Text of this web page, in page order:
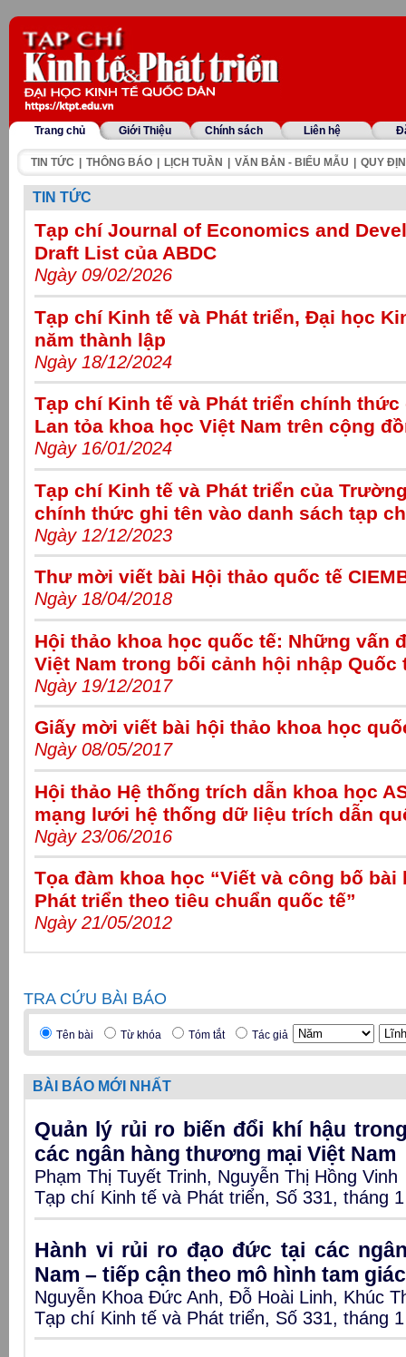
Trang chủ Giới Thiệu Chính sách Liên hệ
TIN TỨC THÔNG BÁO LỊCH TUẦN VĂN BẢN - BIỂU MẪU QUY
TIN TỨC
Tạp chí Journal of Economics and
Draft List của ABDC
Ngày 09/02/2026
Tạp chí Kinh tế và Phát triển, Đại học
năm thành lập
Ngày 18/12/2024
Tạp chí Kinh tế và Phát triển chính
Lan tỏa khoa học Việt Nam trên cộng
Ngày 16/01/2024
Tạp chí Kinh tế và Phát triển của
chính thức ghi tên vào danh sách tạp
Ngày 12/12/2023
Thư mời viết bài Hội thảo quốc tế
Ngày 18/04/2018
Hội thảo khoa học quốc tế: Những vấn
Việt Nam trong bối cảnh hội nhập Quốc
Ngày 19/12/2017
Giấy mời viết bài hội thảo khoa học
Ngày 08/05/2017
Hội thảo Hệ thống trích dẫn khoa học
mạng lưới hệ thống dữ liệu trích dẫn
Ngày 23/06/2016
Tọa đàm khoa học “Viết và công bố
Phát triển theo tiêu chuẩn quốc tế”
Ngày 21/05/2012
TRA CỨU BÀI BÁO
Tên bài Từ khóa Tóm tắt Tác giả
BÀI BÁO MỚI NHẤT
Quản lý rủi ro biến đổi khí hậu
các ngân hàng thương mại Việt Nam
Phạm Thị Tuyết Trinh, Nguyễn Thị Hồng Vinh
Tạp chí Kinh tế và Phát triển, Số 331, tháng
Hành vi rủi ro đạo đức tại các
Nam – tiếp cận theo mô hình tam
Nguyễn Khoa Đức Anh, Đỗ Hoài Linh, Khúc
Tạp chí Kinh tế và Phát triển, Số 331, tháng